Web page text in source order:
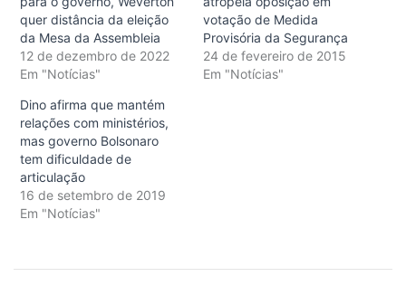
quer distância da eleição
da Mesa da Assembleia
12 de dezembro de 2022
Em "Notícias"
votação de Medida
Provisória da Segurança
24 de fevereiro de 2015
Em "Notícias"
Dino afirma que mantém
relações com ministérios,
mas governo Bolsonaro
tem dificuldade de
articulação
16 de setembro de 2019
Em "Notícias"